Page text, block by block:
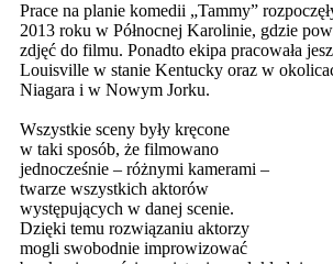
Prace na planie komedii „Tammy”
2013 roku w Północnej Karolinie, gdzie
zdjęć do filmu. Ponadto ekipa pracowała
Louisville w stanie Kentucky oraz w
Niagara i w Nowym Jorku.
Wszystkie sceny były kręcone
w taki sposób, że filmowano
jednocześnie – różnymi kamerami –
twarze wszystkich aktorów
występujących w danej scenie.
Dzięki temu rozwiązaniu aktorzy
mogli swobodnie improwizować